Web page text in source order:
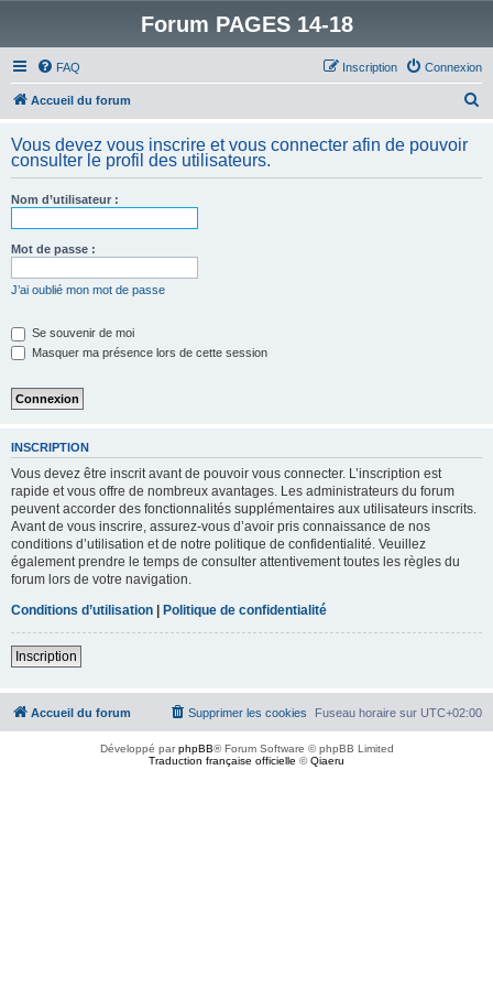
Forum PAGES 14-18
FAQ Connexion
Inscription
Accueil du forum
h
Vous devez vous inscrire et vous connecter afin de pouvoir
consulter le profil des utilisateurs.
Nom d’utilisateur :
Mot de passe :
J’ai oublié mon mot de passe
Se souvenir de moi
Masquer ma présence lors de cette session
INSCRIPTION
Vous devez être inscrit avant de pouvoir vous connecter. L’inscription est
rapide et vous offre de nombreux avantages. Les administrateurs du forum
peuvent accorder des fonctionnalités supplémentaires aux utilisateurs inscrits.
Avant de vous inscrire, assurez-vous d’avoir pris connaissance de nos
conditions d’utilisation et de notre politique de confidentialité. Veuillez
également prendre le temps de consulter attentivement toutes les règles du
forum lors de votre navigation.
Conditions d’utilisation | Politique de confidentialité
Inscription
Accueil du forum Fuseau horaire sur UTC+02:00
Supprimer les cookies
Développé parphpBB® Forum Software © phpBB Limited
Traduction française officielle ©Qiaeru